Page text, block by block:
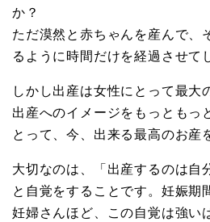
か？
ただ漠然と赤ちゃんを産んで、
るように時間だけを経過させて
しかし出産は女性にとって最大
出産へのイメージをもっともっ
とって、今、出来る最高のお産
大切なのは、「出産するのは自
と自覚をすることです。妊娠期
妊婦さんほど、この自覚は強い